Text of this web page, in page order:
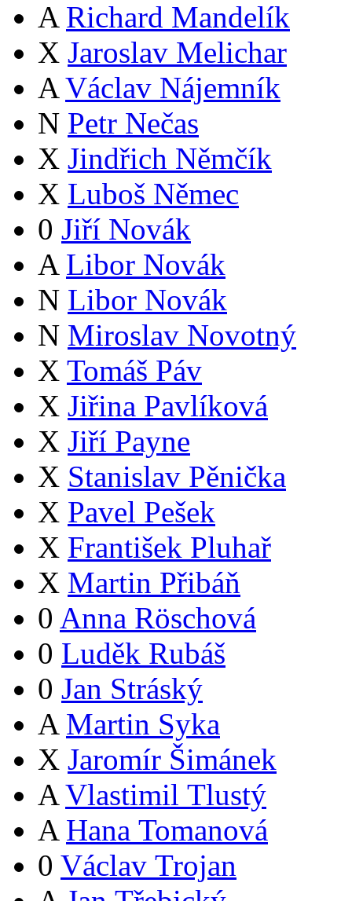
A Richard Mandelík
X Jaroslav Melichar
A Václav Nájemník
N Petr Nečas
X Jindřich Němčík
X Luboš Němec
0 Jiří Novák
A Libor Novák
N Libor Novák
N Miroslav Novotný
X Tomáš Páv
X Jiřina Pavlíková
X Jiří Payne
X Stanislav Pěnička
X Pavel Pešek
X František Pluhař
X Martin Přibáň
0 Anna Röschová
0 Luděk Rubáš
0 Jan Stráský
A Martin Syka
X Jaromír Šimánek
A Vlastimil Tlustý
A Hana Tomanová
0 Václav Trojan